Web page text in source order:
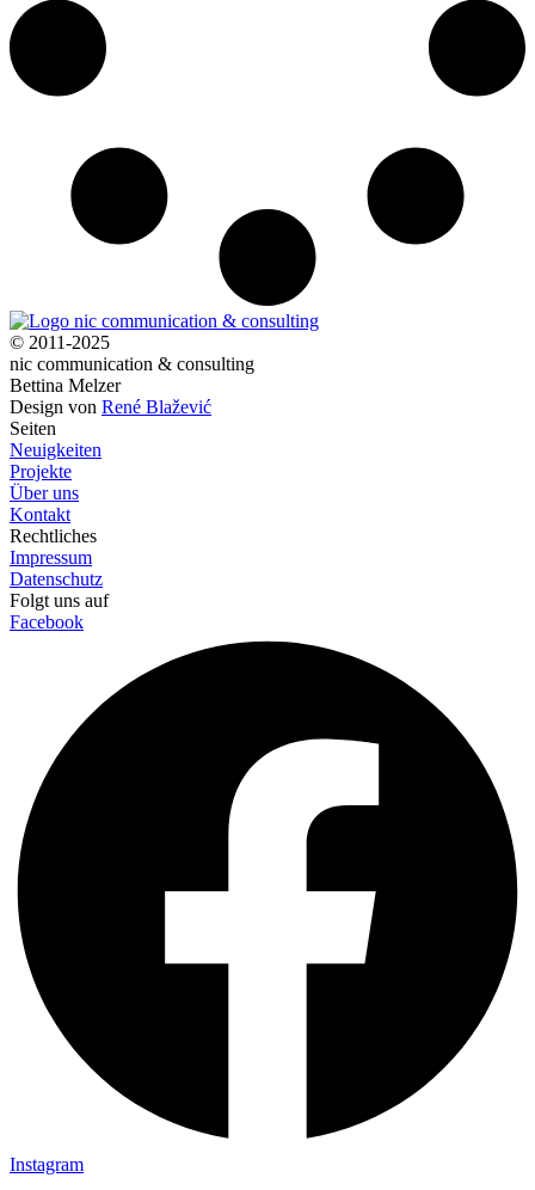
© 2011-2025
nic communication & consulting
Bettina Melzer
Design von René Blažević
Seiten
Neuigkeiten
Projekte
Über uns
Kontakt
Rechtliches
Impressum
Datenschutz
Folgt uns auf
Facebook
Instagram